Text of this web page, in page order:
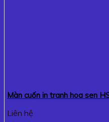
Màn cuốn in tranh hoa sen
Liên hệ